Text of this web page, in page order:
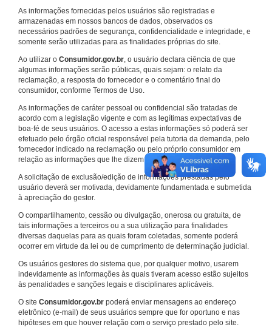
As informações fornecidas pelos usuários são registradas e
armazenadas em nossos bancos de dados, observados os
necessários padrões de segurança, confidencialidade e integridade, e
somente serão utilizadas para as finalidades próprias do site.
Ao utilizar o Consumidor.gov.br, o usuário declara ciência de que
algumas informações serão públicas, quais sejam: o relato da
reclamação, a resposta do fornecedor e o comentário final do
consumidor, conforme Termos de Uso.
As informações de caráter pessoal ou confidencial são tratadas de
acordo com a legislação vigente e com as legítimas expectativas de
boa-fé de seus usuários. O acesso a estas informações só poderá ser
efetuado pelo órgão oficial responsável pela tutoria da demanda, pelo
fornecedor indicado na reclamação ou pelo próprio consumidor em
relação as informações que lhe dizem respeito.
A solicitação de exclusão/edição de informações prestadas pelo
usuário deverá ser motivada, devidamente fundamentada e submetida
à apreciação do gestor.
O compartilhamento, cessão ou divulgação, onerosa ou gratuita, de
tais informações a terceiros ou a sua utilização para finalidades
diversas daquelas para as quais foram coletadas, somente poderá
ocorrer em virtude da lei ou de cumprimento de determinação judicial.
Os usuários gestores do sistema que, por qualquer motivo, usarem
indevidamente as informações às quais tiveram acesso estão sujeitos
às penalidades e sanções legais e disciplinares aplicáveis.
O site Consumidor.gov.br poderá enviar mensagens ao endereço
eletrônico (e-mail) de seus usuários sempre que for oportuno e nas
hipóteses em que houver relação com o serviço prestado pelo site.